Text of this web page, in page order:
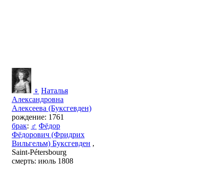
♀ Наталья
Александровна
Алексеева (Буксгевден)
рождение: 1761
брак: ♂ Фёдор
Фёдорович (Фридрих
Вильгельм) Буксгевден ,
Saint-Pétersbourg
смерть: июль 1808